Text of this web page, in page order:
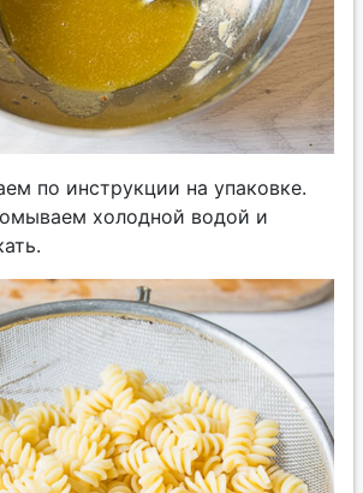
по инструкции на упаковке.
холодной водой и